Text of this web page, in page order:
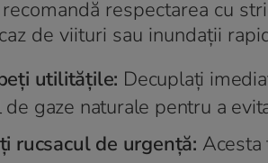
respectarea cu
de viituri sau inundații
utilitățile: Decuplați
gaze naturale pentru a
rucsacul de urgență: